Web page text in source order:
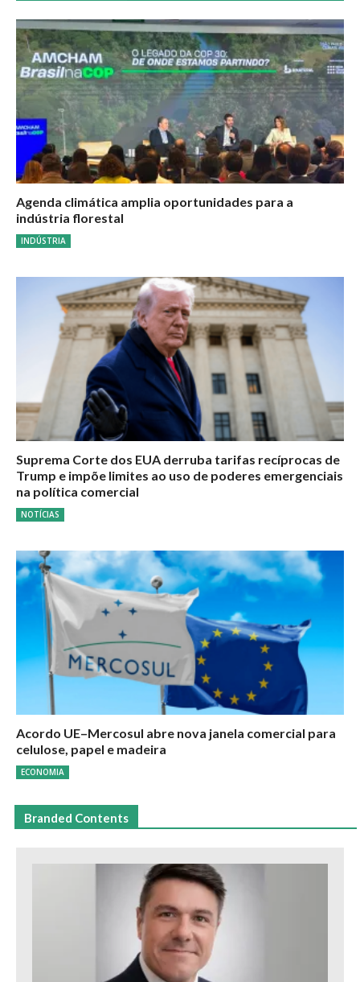
Agenda climática amplia oportunidades para a
indústria florestal
INDÚSTRIA
Suprema Corte dos EUA derruba tarifas recíprocas de
Trump e impõe limites ao uso de poderes emergenciais
na política comercial
NOTÍCIAS
Acordo UE–Mercosul abre nova janela comercial para
celulose, papel e madeira
ECONOMIA
Branded Contents